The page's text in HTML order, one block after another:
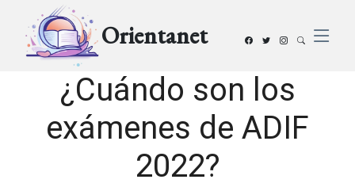
Orientanet
¿Cuándo son los
exámenes de ADIF
2022?